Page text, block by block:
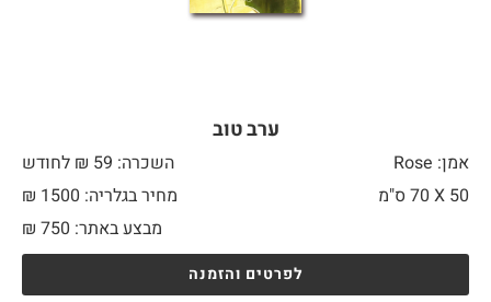
ערב טוב
אמן: Rose
השכרה: 59 ₪ לחודש
50 X
מחיר בגלריה: 1500 ₪
מבצע באתר:
₪ 750
לפרטים והזמנה